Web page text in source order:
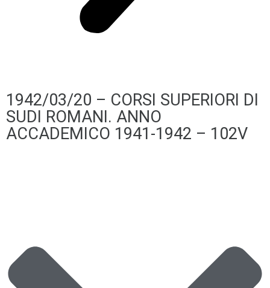
1942/03/20 – CORSI SUPERIORI DI
SUDI ROMANI. ANNO
ACCADEMICO 1941-1942 – 102V